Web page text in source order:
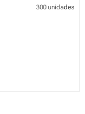
300 unidades